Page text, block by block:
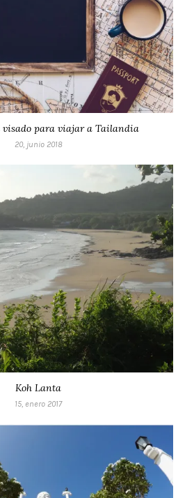
visado para viajar a Tailandia
20, junio 2018
Koh Lanta
15, enero 2017